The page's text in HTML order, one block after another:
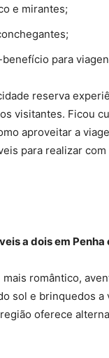
e mirantes;
para
reserva
visitantes. Ficou
aproveitar a
para realizar com
a dois em Penha
mais romântico,
sol e brinquedos a
oferece